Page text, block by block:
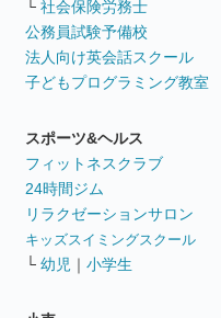
└ 社会保険労務士
公務員試験予備校
法人向け英会話スクール
子どもプログラミング教室
スポーツ&ヘルス
フィットネスクラブ
24時間ジム
リラクゼーションサロン
キッズスイミングスクール
└ 幼児 ｜ 小学生